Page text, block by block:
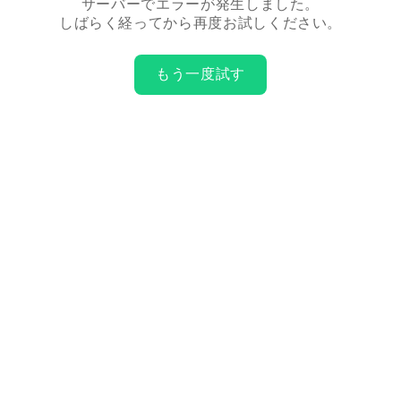
サーバーでエラーが発生しました。
しばらく経ってから再度お試しください。
もう一度試す